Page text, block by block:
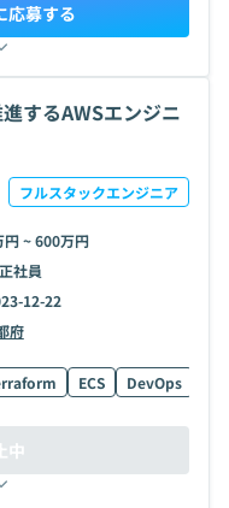
応募する
するAWSエンジニ
フルスタックエンジニア
~ 600万円
正社員
12-22
府
ECS DevOps
中